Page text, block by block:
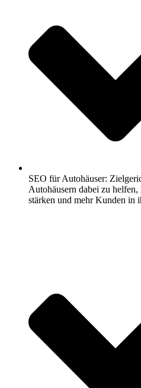
SEO für Autohäuser:
Autohäusern dabei zu
stärken und mehr Kunden in